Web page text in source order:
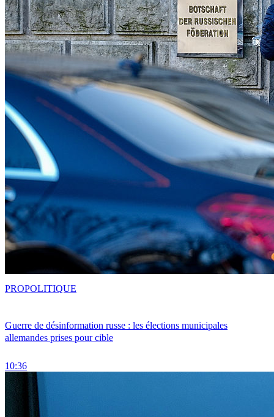
Guerre de désinformation russe : les élections municipales
allemandes prises pour cible
10:36
PROPOLITIQUE